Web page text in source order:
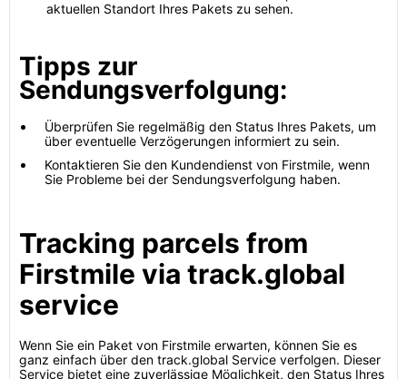
aktuellen Standort Ihres Pakets zu sehen.
Tipps zur
Sendungsverfolgung:
Überprüfen Sie regelmäßig den Status Ihres Pakets, um
über eventuelle Verzögerungen informiert zu sein.
Kontaktieren Sie den Kundendienst von Firstmile, wenn
Sie Probleme bei der Sendungsverfolgung haben.
Tracking parcels from
Firstmile via track.global
service
Wenn Sie ein Paket von Firstmile erwarten, können Sie es
ganz einfach über den track.global Service verfolgen. Dieser
Service bietet eine zuverlässige Möglichkeit, den Status Ihres